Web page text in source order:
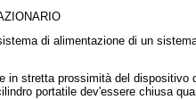
di alimentazione di un
stretta prossimità del
portatile dev'essere chiusa